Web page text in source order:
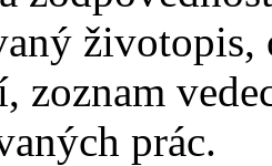
životopis,
zoznam
prác.